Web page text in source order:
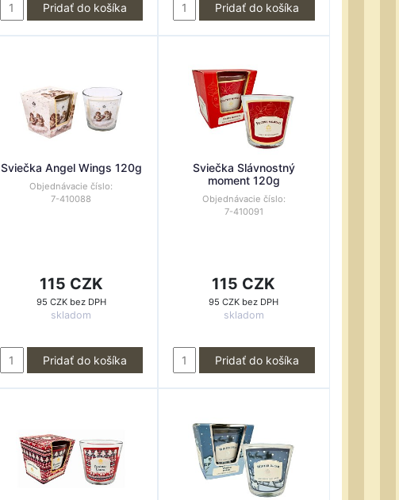
Pridať do košíka Pridať do košíka
Sviečka Angel Wings 120g
Objednávacie číslo:
7-410088
115 CZK
95 CZK bez DPH
skladom
Pridať do košíka
Sviečka Slávnostný
moment 120g
Objednávacie číslo:
7-410091
115 CZK
95 CZK bez DPH
skladom
Pridať do košíka